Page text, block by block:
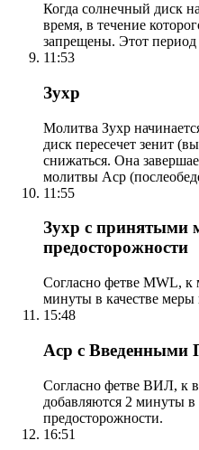
Когда солнечный диск
время, в течение
запрещены. Этот период
11:53
Зухр
Молитва Зухр
диск пересечет зенит
снижаться. Она
молитвы Аср
11:55
Зухр с принятыми
предосторожности
Согласно фетве MWL, к
минуты в качестве меры
15:48
Аср с Введенными
Согласно фетве ВИЛ, к
добавляются 2 минуты в
предосторожности.
16:51